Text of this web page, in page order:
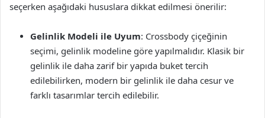
seçerken aşağıdaki hususlara dikkat edilmesi önerilir:
Gelinlik Modeli ile Uyum: Crossbody çiçeğinin
seçimi, gelinlik modeline göre yapılmalıdır. Klasik bir
gelinlik ile daha zarif bir yapıda buket tercih
edilebilirken, modern bir gelinlik ile daha cesur ve
farklı tasarımlar tercih edilebilir.